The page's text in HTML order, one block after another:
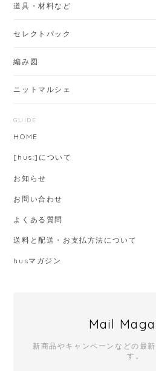
道具・材料など
セレクトパック
編み図
ニットマルシェ
GUIDE
HOME
[hus:]について
お知らせ
お問い合わせ
よくある質問
送料と配送・お支払方法について
husマガジン
Mail
新商品やキャンペーンなどの最
す。